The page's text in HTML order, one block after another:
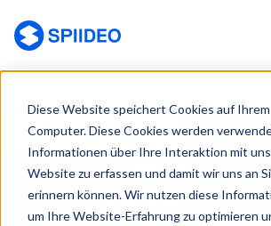
Diese Website speichert Cookies auf Ihrem
Computer. Diese Cookies werden
Informationen über Ihre Interaktion mit
Website zu erfassen und damit wir uns an
erinnern können. Wir nutzen diese
um Ihre Website-Erfahrung zu optimieren
Back to Webinars